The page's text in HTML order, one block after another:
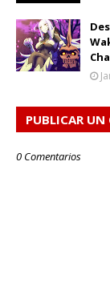
PUBLICAR
0 Comentarios